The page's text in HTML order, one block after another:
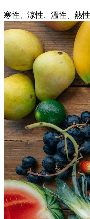
寒性、涼性、溫性、熱性